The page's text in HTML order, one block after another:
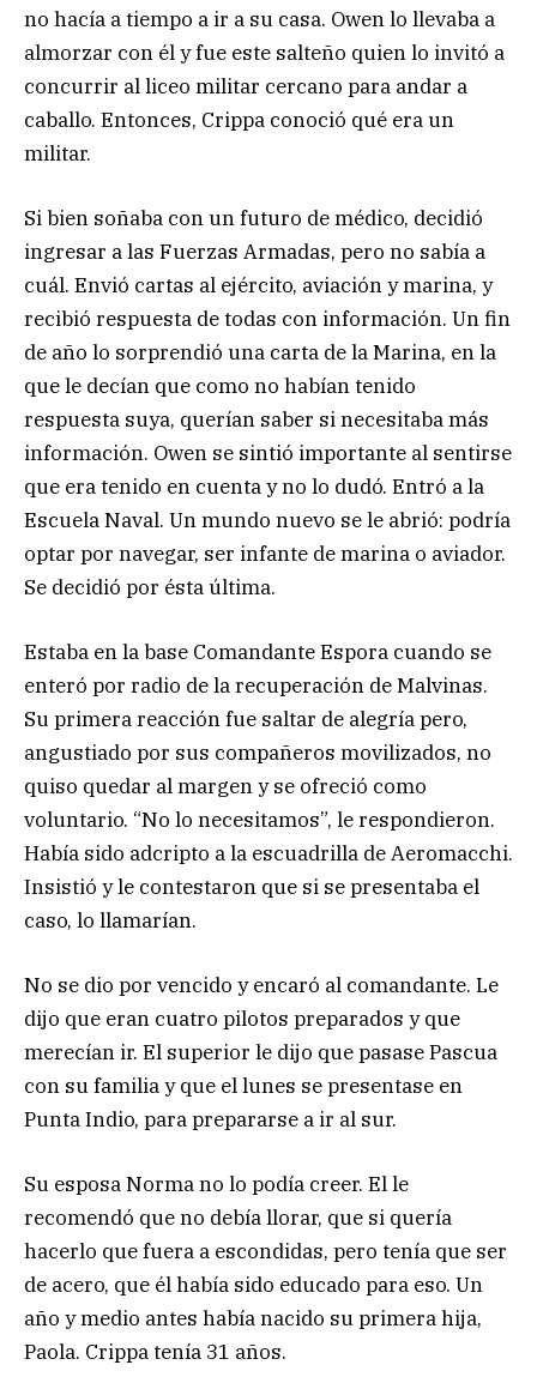
no hacía a tiempo a ir a su casa. Owen lo llevaba a
almorzar con él y fue este salteño quien lo invitó a
concurrir al liceo militar cercano para andar a
caballo. Entonces, Crippa conoció qué era un
militar.
Si bien soñaba con un futuro de médico, decidió
ingresar a las Fuerzas Armadas, pero no sabía a
cuál. Envió cartas al ejército, aviación y marina, y
recibió respuesta de todas con información. Un fin
de año lo sorprendió una carta de la Marina, en la
que le decían que como no habían tenido
respuesta suya, querían saber si necesitaba más
información. Owen se sintió importante al sentirse
que era tenido en cuenta y no lo dudó. Entró a la
Escuela Naval. Un mundo nuevo se le abrió: podría
optar por navegar, ser infante de marina o aviador.
Se decidió por ésta última.
Estaba en la base Comandante Espora cuando se
enteró por radio de la recuperación de Malvinas.
Su primera reacción fue saltar de alegría pero,
angustiado por sus compañeros movilizados, no
quiso quedar al margen y se ofreció como
voluntario. “No lo necesitamos”, le respondieron.
Había sido adcripto a la escuadrilla de Aeromacchi.
Insistió y le contestaron que si se presentaba el
caso, lo llamarían.
No se dio por vencido y encaró al comandante. Le
dijo que eran cuatro pilotos preparados y que
merecían ir. El superior le dijo que pasase Pascua
con su familia y que el lunes se presentase en
Punta Indio, para prepararse a ir al sur.
Su esposa Norma no lo podía creer. El le
recomendó que no debía llorar, que si quería
hacerlo que fuera a escondidas, pero tenía que ser
de acero, que él había sido educado para eso. Un
año y medio antes había nacido su primera hija,
Paola. Crippa tenía 31 años.